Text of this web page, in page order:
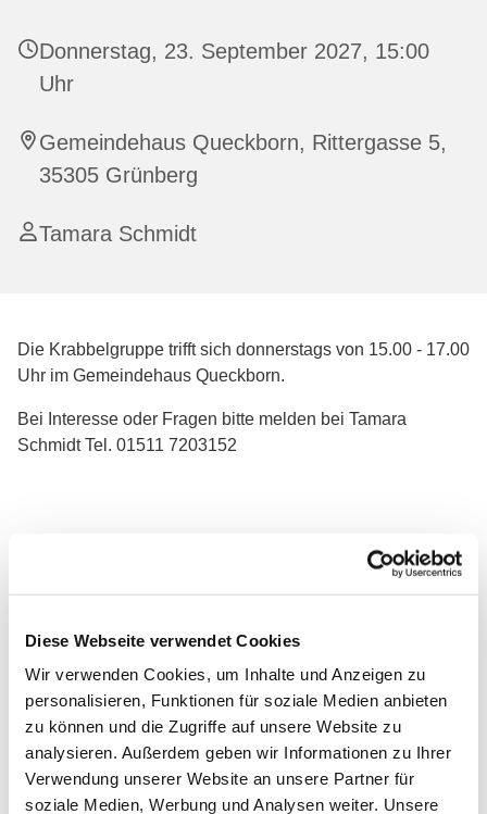
Diese Webseite verwendet Cookies
Wir verwenden Cookies, um Inhalte und Anzeigen zu
personalisieren, Funktionen für soziale Medien anbieten
zu können und die Zugriffe auf unsere Website zu
analysieren. Außerdem geben wir Informationen zu Ihrer
Verwendung unserer Website an unsere Partner für
soziale Medien, Werbung und Analysen weiter. Unsere
Donnerstag, 23. September 2027, 15:00
Uhr
Gemeindehaus Queckborn, Rittergasse 5,
35305 Grünberg
Tamara Schmidt
Die Krabbelgruppe trifft sich donnerstags von 15.00 - 17.00
Uhr im Gemeindehaus Queckborn.
Bei Interesse oder Fragen bitte melden bei Tamara
Schmidt Tel. 01511 7203152